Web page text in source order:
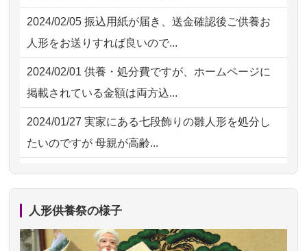
2026/07/31 08:41 埼玉県の方からお申込み
2026/07/15 子供の頃から可愛がってきた七段飾り
の雛人形で...
2026/07/15 お客様の声を読み、丁寧に供養してい
ただけそう...
2026/07/13 遠方からでもご依頼出来る点と申込ま
での方法が...
2026/07/10家から近かったので。
2024/02/05 振込用紙が届き、送金確認後ご供養お
人形をお送りすれば良いので...
2024/02/01 供養・処分費ですが、ホームページに
掲載されている金額は両方込...
2024/01/27 実家にある七段飾りの雛人形を処分し
たいのですが 母親が高齢...
2024/01/13剥製の供養・処分をお願いできます
ですが？
人形供養祭の様子